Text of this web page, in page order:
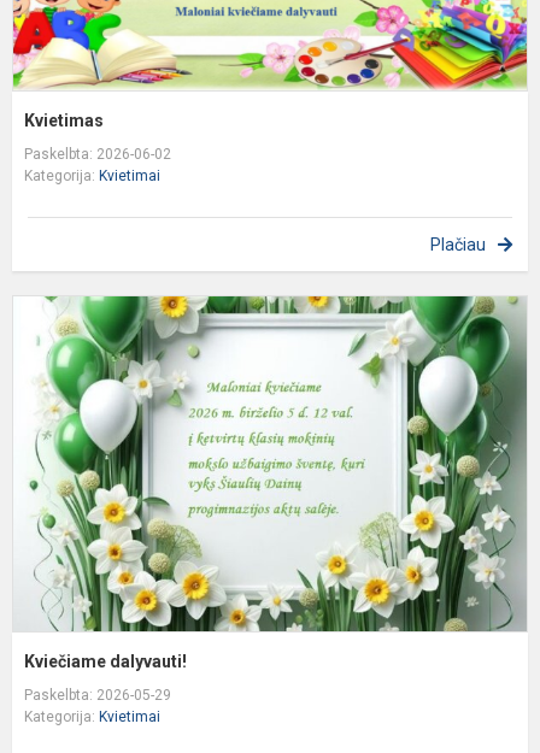
Kvietimas
Paskelbta: 2026-06-02
Kategorija: Kvietimai
Plačiau
Kviečiame dalyvauti!
Paskelbta: 2026-05-29
Kategorija: Kvietimai